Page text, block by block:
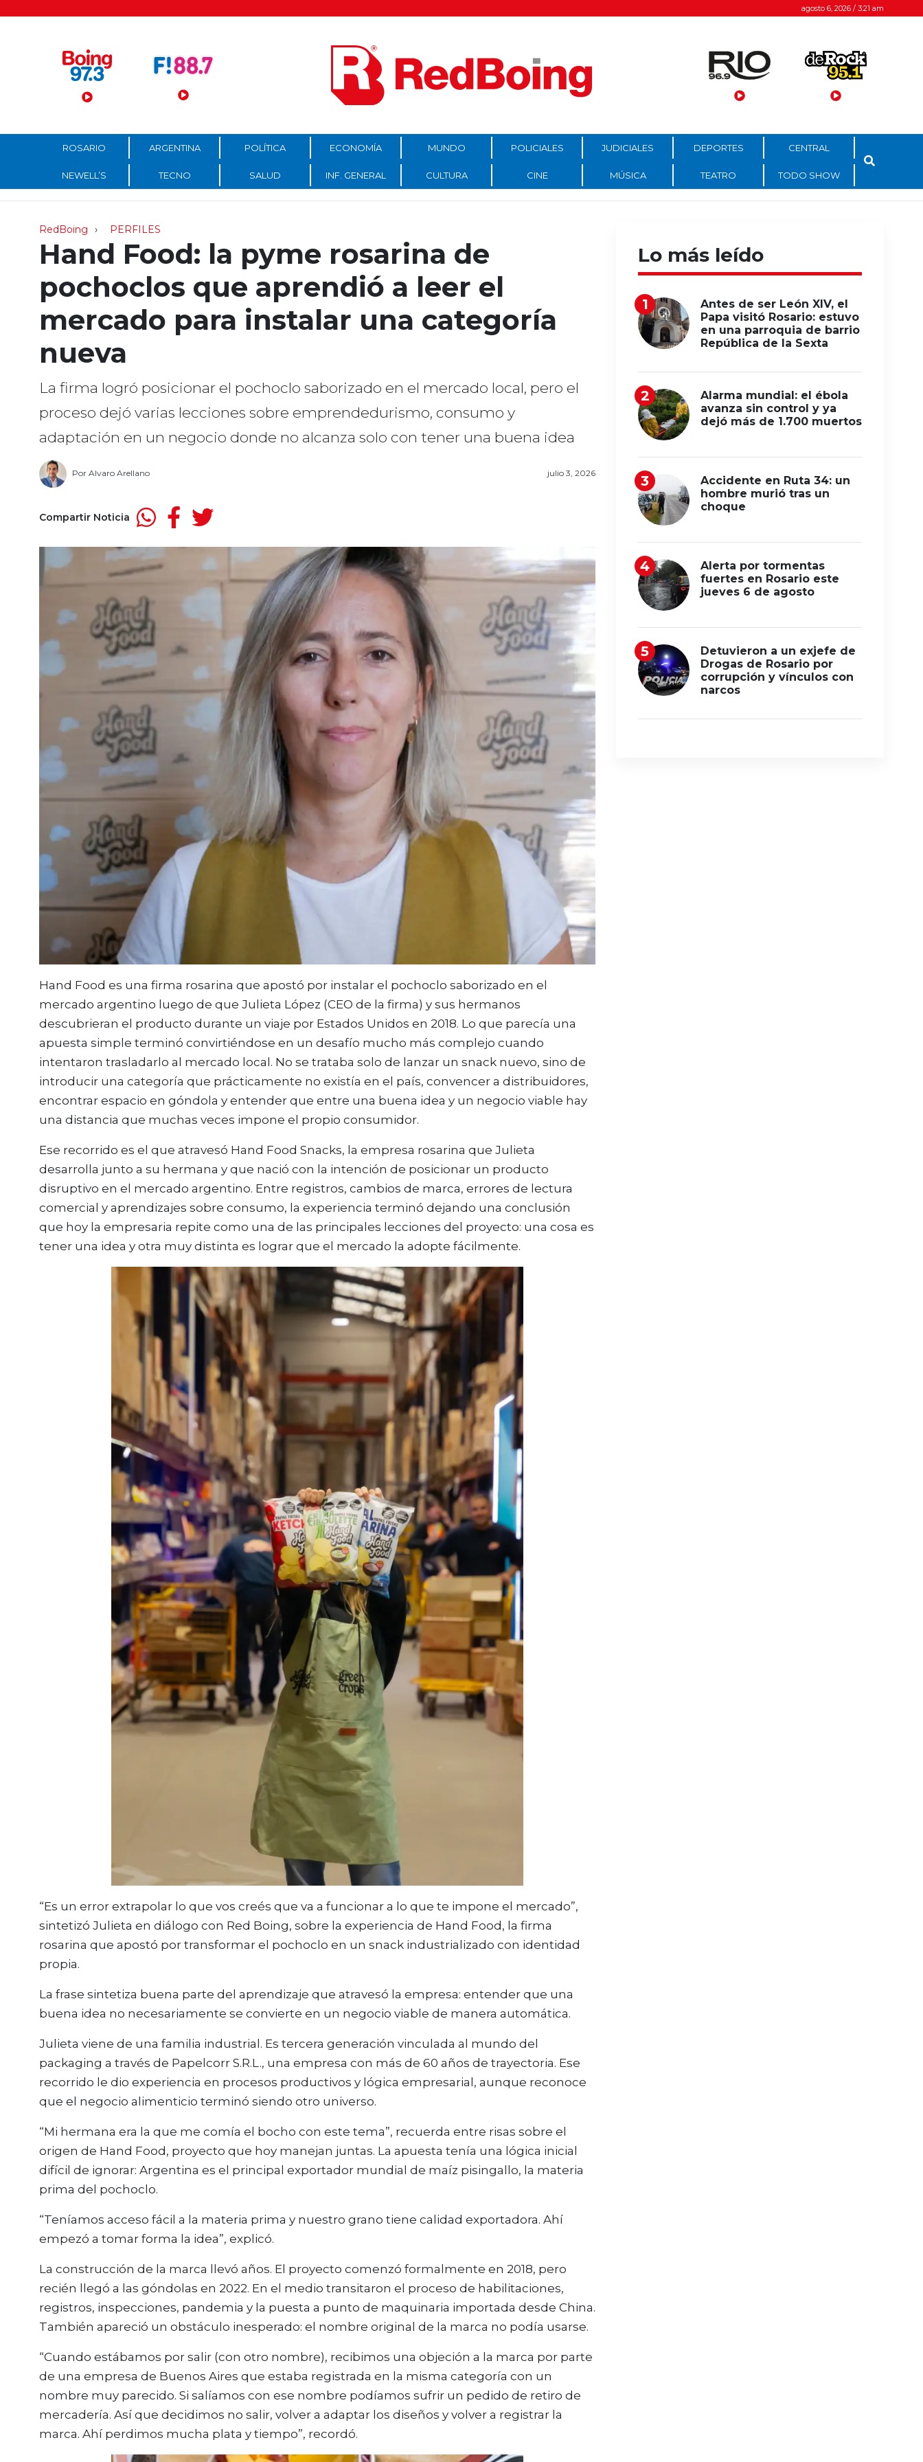
Menú Principal agosto 6, 2026 / 3:21 am
ROSARIO ARGENTINA POLÍTICA ECONOMÍA MUNDO POLICIALES JUDICIALES DEPORTES CENTRAL
NEWELL’S TECNO SALUD INF. GENERAL CULTURA CINE MÚSICA TEATRO TODO SHOW
RedBoing PERFILES
Hand Food: la pyme rosarina de
pochoclos que aprendió a leer el
mercado para instalar una categoría
nueva
La firma logró posicionar el pochoclo saborizado en el mercado local, pero el
proceso dejó varias lecciones sobre emprendedurismo, consumo y
adaptación en un negocio donde no alcanza solo con tener una buena idea
Por Alvaro Arellano julio 3, 2026
Compartir Noticia
Hand Food es una firma rosarina que apostó por instalar el pochoclo saborizado en el
mercado argentino luego de que Julieta López (CEO de la firma) y sus hermanos
descubrieran el producto durante un viaje por Estados Unidos en 2018. Lo que parecía una
apuesta simple terminó convirtiéndose en un desafío mucho más complejo cuando
intentaron trasladarlo al mercado local. No se trataba solo de lanzar un snack nuevo, sino de
introducir una categoría que prácticamente no existía en el país, convencer a distribuidores,
encontrar espacio en góndola y entender que entre una buena idea y un negocio viable hay
una distancia que muchas veces impone el propio consumidor.
Ese recorrido es el que atravesó Hand Food Snacks, la empresa rosarina que Julieta
desarrolla junto a su hermana y que nació con la intención de posicionar un producto
disruptivo en el mercado argentino. Entre registros, cambios de marca, errores de lectura
comercial y aprendizajes sobre consumo, la experiencia terminó dejando una conclusión
que hoy la empresaria repite como una de las principales lecciones del proyecto: una cosa es
tener una idea y otra muy distinta es lograr que el mercado la adopte fácilmente.
“Es un error extrapolar lo que vos creés que va a funcionar a lo que te impone el mercado”,
sintetizó Julieta en diálogo con Red Boing, sobre la experiencia de Hand Food, la firma
rosarina que apostó por transformar el pochoclo en un snack industrializado con identidad
propia.
La frase sintetiza buena parte del aprendizaje que atravesó la empresa: entender que una
buena idea no necesariamente se convierte en un negocio viable de manera automática.
Julieta viene de una familia industrial. Es tercera generación vinculada al mundo del
packaging a través de Papelcorr S.R.L., una empresa con más de 60 años de trayectoria. Ese
recorrido le dio experiencia en procesos productivos y lógica empresarial, aunque reconoce
que el negocio alimenticio terminó siendo otro universo.
“Mi hermana era la que me comía el bocho con este tema”, recuerda entre risas sobre el
origen de Hand Food, proyecto que hoy manejan juntas. La apuesta tenía una lógica inicial
difícil de ignorar: Argentina es el principal exportador mundial de maíz pisingallo, la materia
prima del pochoclo.
“Teníamos acceso fácil a la materia prima y nuestro grano tiene calidad exportadora. Ahí
empezó a tomar forma la idea”, explicó.
La construcción de la marca llevó años. El proyecto comenzó formalmente en 2018, pero
recién llegó a las góndolas en 2022. En el medio transitaron el proceso de habilitaciones,
registros, inspecciones, pandemia y la puesta a punto de maquinaria importada desde China.
También apareció un obstáculo inesperado: el nombre original de la marca no podía usarse.
“Cuando estábamos por salir (con otro nombre), recibimos una objeción a la marca por parte
de una empresa de Buenos Aires que estaba registrada en la misma categoría con un
nombre muy parecido. Si salíamos con ese nombre podíamos sufrir un pedido de retiro de
mercadería. Así que decidimos no salir, volver a adaptar los diseños y volver a registrar la
marca. Ahí perdimos mucha plata y tiempo”, recordó.
Lo más leído
Antes de ser León XIV, el
Papa visitó Rosario: estuvo
en una parroquia de barrio
República de la Sexta
Alarma mundial: el ébola
avanza sin control y ya
dejó más de 1.700 muertos
Accidente en Ruta 34: un
hombre murió tras un
choque
Alerta por tormentas
fuertes en Rosario este
jueves 6 de agosto
Detuvieron a un exjefe de
Drogas de Rosario por
corrupción y vínculos con
narcos